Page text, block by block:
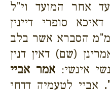
אחר המועד וי"ל
סופרי דיינין
מ"מ הסברא אשר בלב
(שם) דאין דנין
אינשי: אמר אביי
אביי לטעמיה דדחי